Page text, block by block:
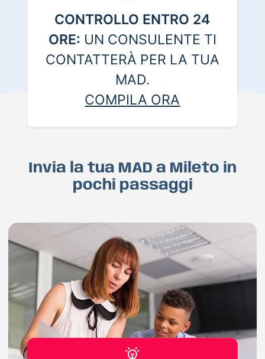
CONTROLLO ENTRO 24
ORE: UN CONSULENTE TI
CONTATTERÀ PER LA TUA
MAD.
COMPILA ORA
Invia la tua MAD a Mileto in
pochi passaggi